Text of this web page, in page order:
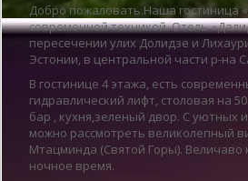
Добро пожаловать.Наша гостиница
современной техникой. Отель
пересечении улих Долидзе и
Эстонии, в центральной части р-на
В гостинице 4 этажа, есть
гидравлический лифт, столовая на
бар , кухня,зеленый двор. С уютных
можно рассмотреть великолепный
Мтацминда (Святой Горы). Величаво
ночное время.